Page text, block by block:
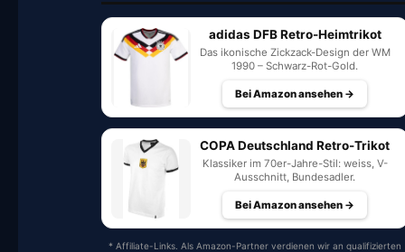
adidas DFB Retro-Heimtrikot
Das ikonische Zickzack-Design der WM
1990 – Schwarz-Rot-Gold.
Bei Amazon ansehen →
COPA Deutschland Retro-Trikot
Klassiker im 70er-Jahre-Stil: weiss, V-
Ausschnitt, Bundesadler.
Bei Amazon ansehen →
* Affiliate-Links. Als Amazon-Partner verdienen wir an qualifizierten